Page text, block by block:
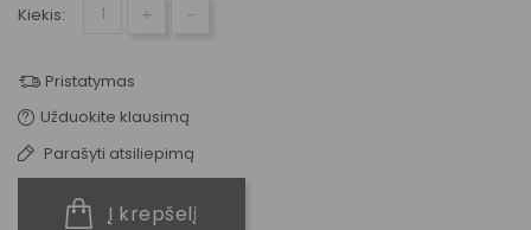
Kiekis: + -
Pristatymas
Užduokite klausimą
Parašyti atsiliepimą
Į krepšelį